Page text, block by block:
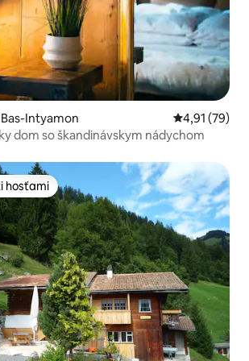
Intyamon Priemerné
4,91 (79)
dom so škandinávskym nádychom
hosťami
hosťami